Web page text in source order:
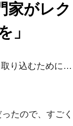
家がレク
」
取り込むために…
ったので、すごく